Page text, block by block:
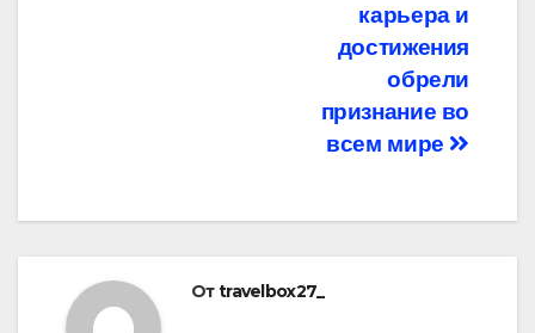
карьера и
достижения
обрели
признание во
всем мире
Отtravelbox27_